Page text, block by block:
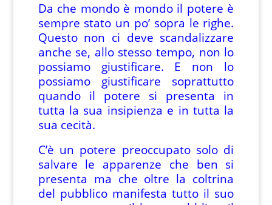
Da che mondo è mondo il potere è
sempre stato un po’ sopra le righe.
Questo non ci deve scandalizzare
anche se, allo stesso tempo, non lo
possiamo giustificare. E non lo
possiamo giustificare soprattutto
quando il potere si presenta in
tutta la sua insipienza e in tutta la
sua cecità.
C’è un potere preoccupato solo di
salvare le apparenze che ben si
presenta ma che oltre la coltrina
del pubblico manifesta tutto il suo